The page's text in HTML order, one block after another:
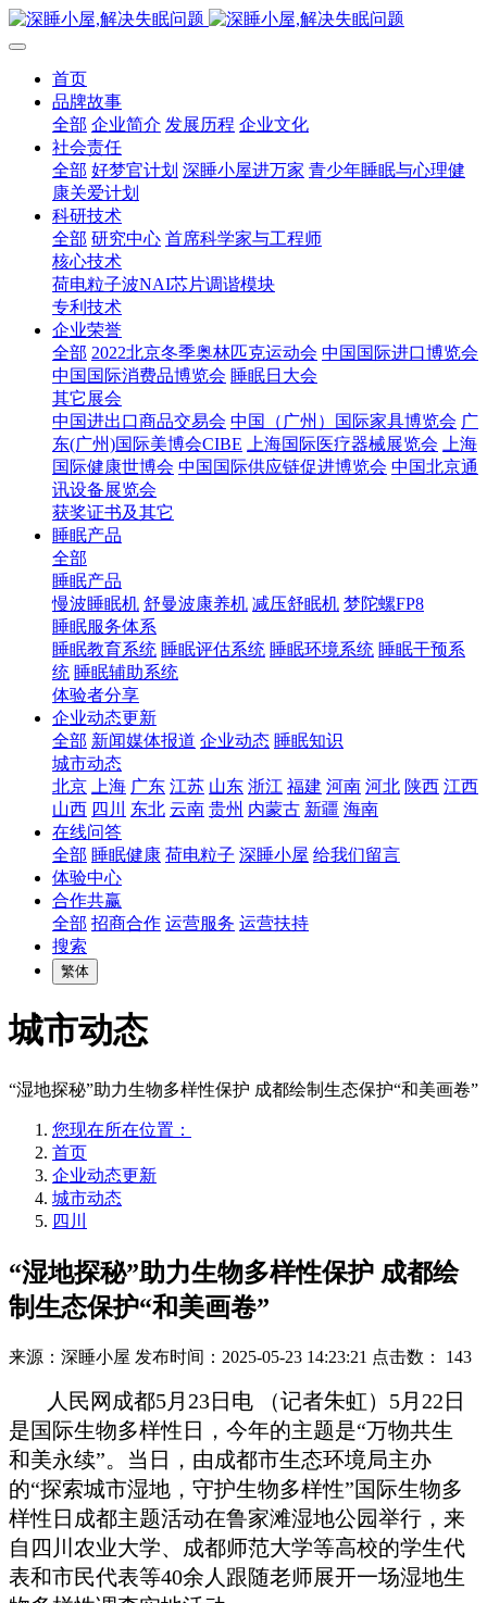
首页
品牌故事
全部 企业简介 发展历程 企业文化
社会责任
全部 好梦官计划 深睡小屋进万家 青少年睡眠与心理健
康关爱计划
科研技术
全部 研究中心 首席科学家与工程师
核心技术
荷电粒子波NAI芯片调谐模块
专利技术
企业荣誉
全部 2022北京冬季奥林匹克运动会 中国国际进口博览会
中国国际消费品博览会 睡眠日大会
其它展会
中国进出口商品交易会 中国（广州）国际家具博览会 广
东(广州)国际美博会CIBE
上海国际医疗器械展览会
上海
国际健康世博会 中国国际供应链促进博览会 中国北京通
讯设备展览会
获奖证书及其它
睡眠产品
全部
睡眠产品
慢波睡眠机 舒曼波康养机 减压舒眠机 梦陀螺FP8
睡眠服务体系
睡眠教育系统 睡眠评估系统 睡眠环境系统 睡眠干预系
统 睡眠辅助系统
体验者分享
企业动态更新
全部 新闻媒体报道 企业动态 睡眠知识
城市动态
北京
上海 广东 江苏 山东 浙江 福建 河南 河北 陕西 江西
山西 四川 东北 云南 贵州 内蒙古 新疆 海南
在线问答
全部 睡眠健康 荷电粒子 深睡小屋 给我们留言
体验中心
合作共赢
全部 招商合作 运营服务 运营扶持
搜索
繁体
城市动态
“湿地探秘”助力生物多样性保护 成都绘制生态保护“和美画卷”
您现在所在位置：
首页
企业动态更新
城市动态
四川
“湿地探秘”助力生物多样性保护 成都绘
制生态保护“和美画卷”
来源：深睡小屋 发布时间：2025-05-23 14:23:21 点击数： 143
人民网成都5月23日电 （记者朱虹）5月22日
是国际生物多样性日，今年的主题是“万物共生
和美永续”。当日，由成都市生态环境局主办
的“探索城市湿地，守护生物多样性”国际生物多
样性日成都主题活动在鲁家滩湿地公园举行，来
自四川农业大学、成都师范大学等高校的学生代
表和市民代表等40余人跟随老师展开一场湿地生